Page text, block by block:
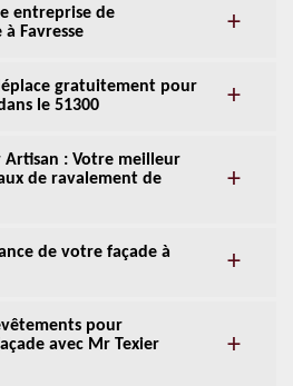
entreprise de
Favresse
gratuitement pour
le 51300
Artisan : Votre meilleur
de ravalement de
de votre façade à
pour
avec Mr Texier